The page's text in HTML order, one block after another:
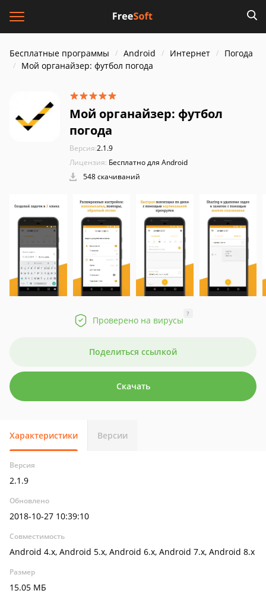
Бесплатные программы Android Интернет
Погода
Мой органайзер: футбол погода
Мой органайзер: футбол
погода
Версия:2.1.9
Лицензия: Бесплатно для Android
548 скачиваний
Проверено на вирусы
?
Поделиться ссылкой
Скачать
Характеристики Версии
Версия
2.1.9
Обновлено
2018-10-27 10:39:10
Совместимость
Android 4.x, Android 5.x, Android 6.x, Android 7.x, Android 8.x
Размер
15.05 МБ